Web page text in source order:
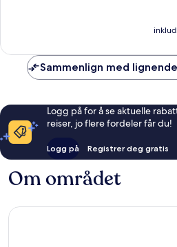
Sammenlign med
Logg på for å se aktuelle
reiser, jo flere fordeler får du!
Logg på Registrer deg gratis
Om området